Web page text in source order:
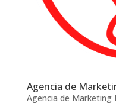
Agencia de
Agencia de Marketing